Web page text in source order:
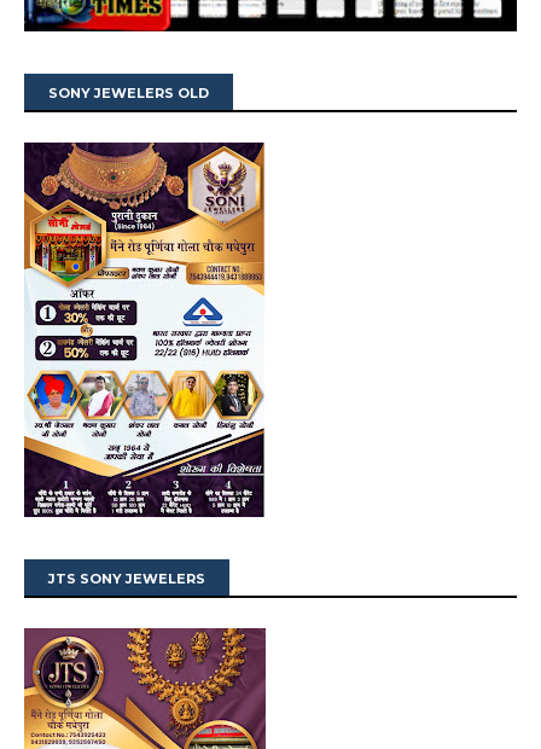
SONY JEWELERS OLD
JTS SONY JEWELERS